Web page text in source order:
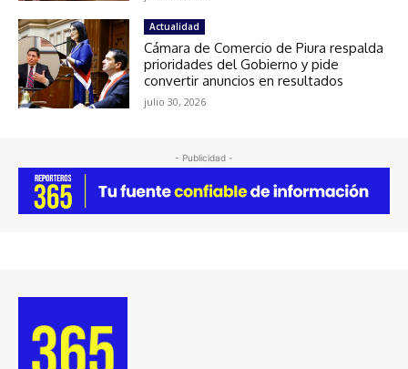
Actualidad
Cámara de Comercio de Piura respalda
prioridades del Gobierno y pide
convertir anuncios en resultados
julio 30, 2026
- Publicidad -